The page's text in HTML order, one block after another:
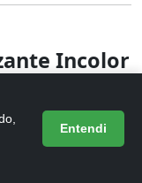
Incolor
Entendi